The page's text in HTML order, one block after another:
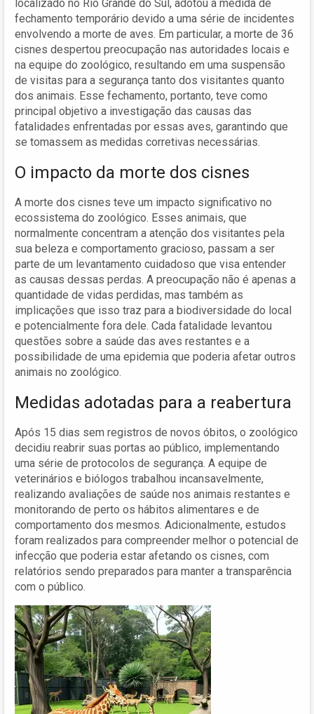
localizado no Rio Grande do Sul, adotou a medida de
fechamento temporário devido a uma série de incidentes
envolvendo a morte de aves. Em particular, a morte de 36
cisnes despertou preocupação nas autoridades locais e
na equipe do zoológico, resultando em uma suspensão
de visitas para a segurança tanto dos visitantes quanto
dos animais. Esse fechamento, portanto, teve como
principal objetivo a investigação das causas das
fatalidades enfrentadas por essas aves, garantindo que
se tomassem as medidas corretivas necessárias.
O impacto da morte dos cisnes
A morte dos cisnes teve um impacto significativo no
ecossistema do zoológico. Esses animais, que
normalmente concentram a atenção dos visitantes pela
sua beleza e comportamento gracioso, passam a ser
parte de um levantamento cuidadoso que visa entender
as causas dessas perdas. A preocupação não é apenas a
quantidade de vidas perdidas, mas também as
implicações que isso traz para a biodiversidade do local
e potencialmente fora dele. Cada fatalidade levantou
questões sobre a saúde das aves restantes e a
possibilidade de uma epidemia que poderia afetar outros
animais no zoológico.
Medidas adotadas para a reabertura
Após 15 dias sem registros de novos óbitos, o zoológico
decidiu reabrir suas portas ao público, implementando
uma série de protocolos de segurança. A equipe de
veterinários e biólogos trabalhou incansavelmente,
realizando avaliações de saúde nos animais restantes e
monitorando de perto os hábitos alimentares e de
comportamento dos mesmos. Adicionalmente, estudos
foram realizados para compreender melhor o potencial de
infecção que poderia estar afetando os cisnes, com
relatórios sendo preparados para manter a transparência
com o público.